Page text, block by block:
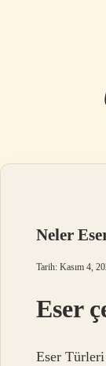
Neler
Tarih: Kasım 4,
Eser
Eser